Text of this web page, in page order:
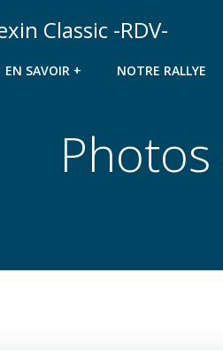
Classic -RDV-
EN SAVOIR + NOTRE RALLYE